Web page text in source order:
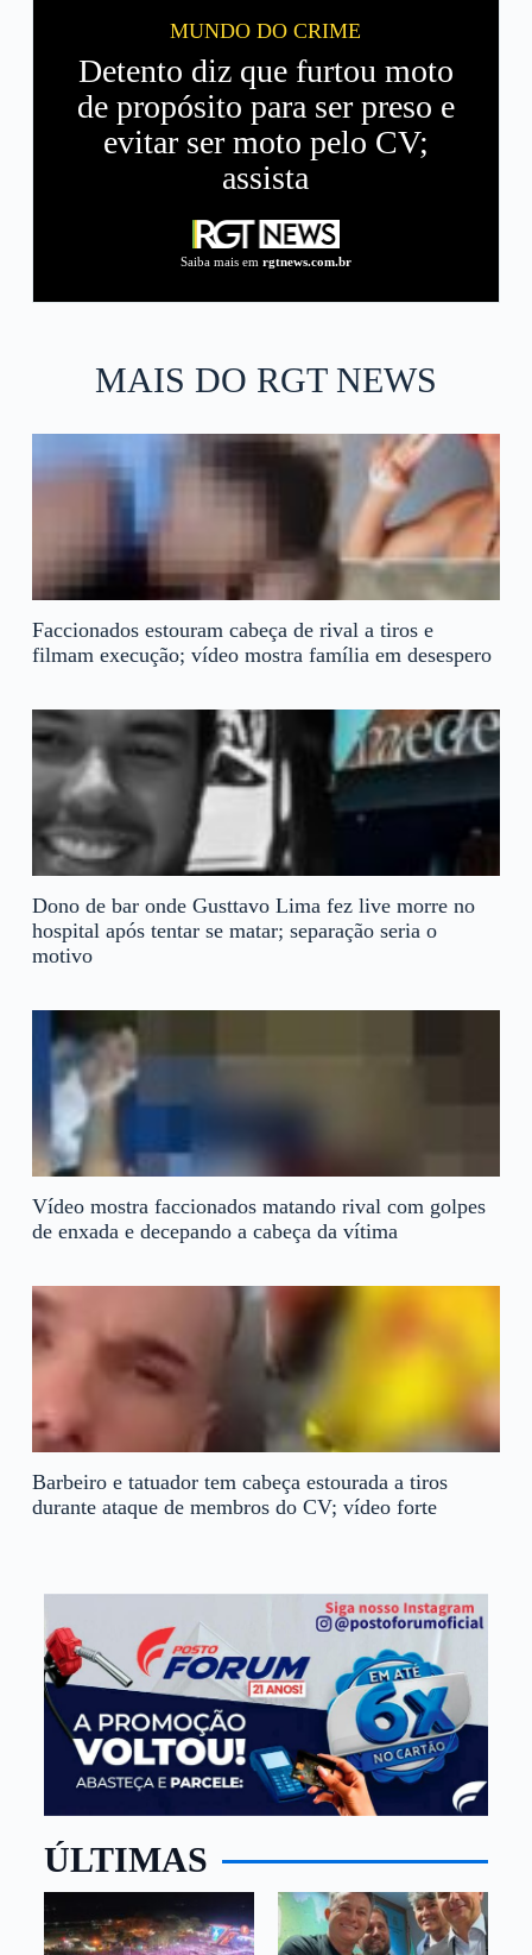
MUNDO DO CRIME
Detento diz que furtou moto
de propósito para ser preso e
evitar ser moto pelo CV;
assista
Saiba mais em rgtnews.com.br
MAIS DO RGT NEWS
Faccionados estouram cabeça de rival a tiros e
filmam execução; vídeo mostra família em desespero
Dono de bar onde Gusttavo Lima fez live morre no
hospital após tentar se matar; separação seria o
motivo
Vídeo mostra faccionados matando rival com golpes
de enxada e decepando a cabeça da vítima
Barbeiro e tatuador tem cabeça estourada a tiros
durante ataque de membros do CV; vídeo forte
ÚLTIMAS